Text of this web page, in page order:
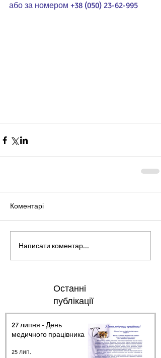
або за номером +38 (050) 23-62-995
Коментарі
Написати коментар...
Останні
публікації
27 липня - День
медичного працівника.
25 лип.